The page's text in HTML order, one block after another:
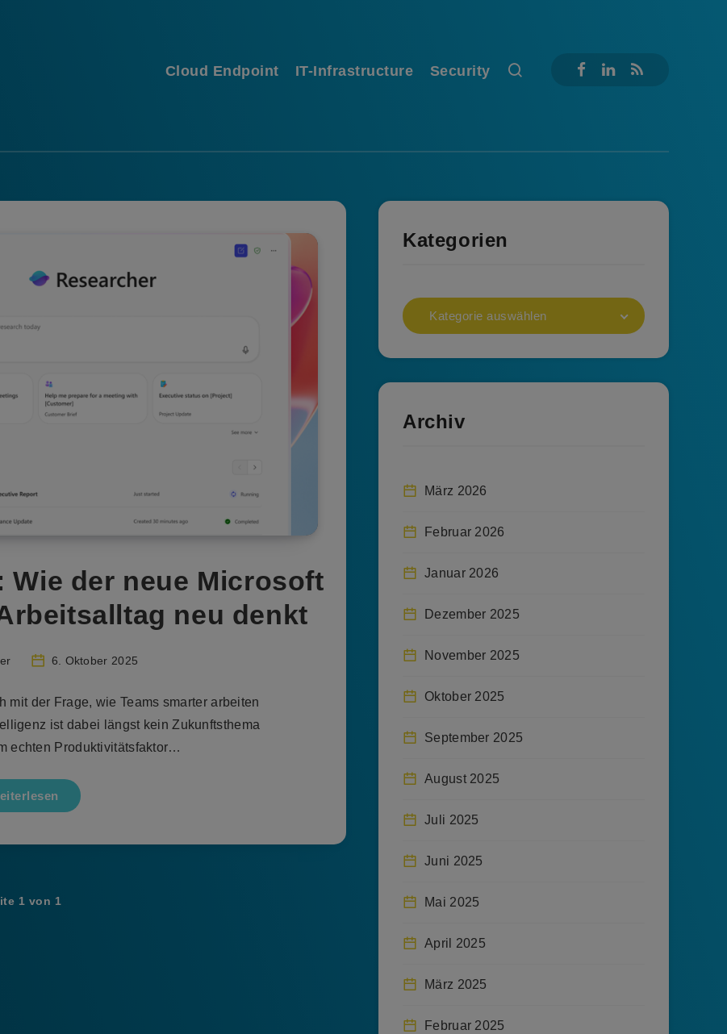
Cloud Endpoint IT-Infrastructure Security
der neue Microsoft
neu denkt
6. Oktober 2025
mit der Frage, wie Teams smarter arbeiten
ist dabei längst kein Zukunftsthema
echten Produktivitätsfaktor…
1 von 1
Kategorien
Kategorie auswählen
Archiv
März 2026
Februar 2026
Januar 2026
Dezember 2025
November 2025
Oktober 2025
September 2025
August 2025
Juli 2025
Juni 2025
Mai 2025
April 2025
März 2025
Februar 2025